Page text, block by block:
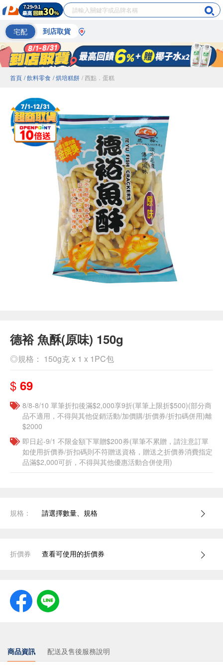
宅配 到店取貨
首頁 / 飲料零食 / 烘培糕餅 / 西點．蛋糕
德裕 魚酥(原味) 150g
◎規格： 150g克 x 1 x 1PC包
$ 69
8/8-8/10 單筆折扣後滿$2,000享9折(單筆上限折$500)(部分商
品不適用，不得與其他促銷活動/加價購/折價券/折扣碼併用)離
$2000
即日起-9/1 不限金額下單贈$200券(單筆不累贈，請注意訂單
如使用折價券/折扣碼則不符贈送資格，贈送之折價券消費指定
品滿$2,000可折，不得與其他優惠活動合併使用)
規格： 請選擇數量、規格
折價券 查看可使用的折價券
商品資訊 配送及售後服務說明